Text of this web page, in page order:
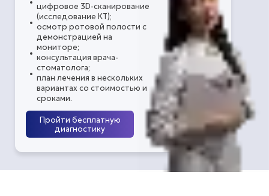
цифровое 3D-сканирование
(исследование КТ);
осмотр ротовой полости с
демонстрацией на
мониторе;
консультация врача-
стоматолога;
план лечения в нескольких
вариантах со стоимостью и
сроками.
Пройти бесплатную
диагностику